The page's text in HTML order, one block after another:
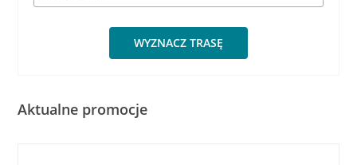
WYZNACZ TRASĘ
Aktualne promocje